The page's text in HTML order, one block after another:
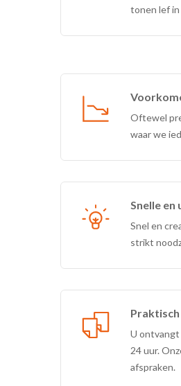
tonen lef
Oftewel
waar we
Snelle en
Snel en
strikt
U ontvangt
24 uur.
afspraken.